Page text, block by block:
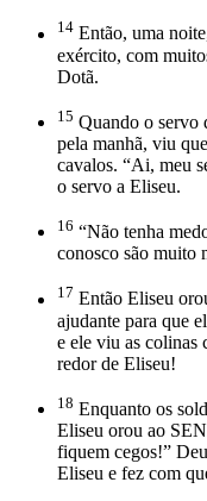
14 Então, uma
exército, com
Dotã.
15 Quando o servo
pela manhã, viu
cavalos. “Ai, meu
o servo a Eliseu.
16 “Não tenha
conosco são muito
17 Então Eliseu
ajudante para que
e ele viu as colinas
redor de Eliseu!
18 Enquanto os
Eliseu orou ao
fiquem cegos!”
Eliseu e fez com